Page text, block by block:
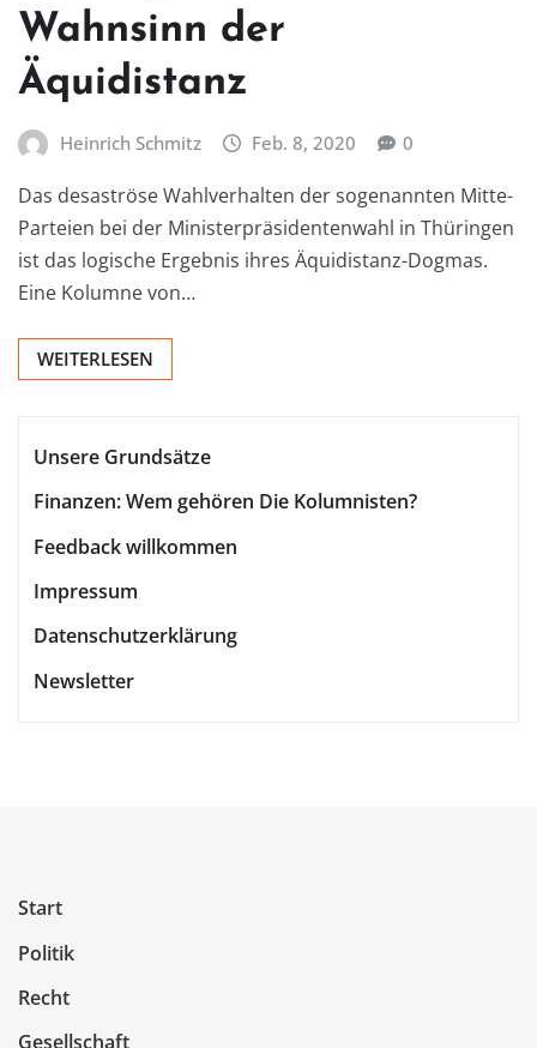
Wahnsinn der
Äquidistanz
Heinrich Schmitz Feb. 8, 2020 0
Das desaströse Wahlverhalten der sogenannten Mitte-
Parteien bei der Ministerpräsidentenwahl in Thüringen
ist das logische Ergebnis ihres Äquidistanz-Dogmas.
Eine Kolumne von…
WEITERLESEN
Unsere Grundsätze
Finanzen: Wem gehören Die Kolumnisten?
Feedback willkommen
Impressum
Datenschutzerklärung
Newsletter
Start
Politik
Recht
Gesellschaft